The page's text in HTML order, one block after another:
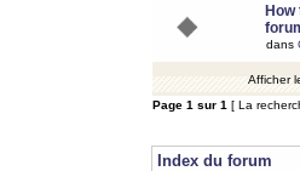
dans
Afficher
Page 1 sur 1 [ La
Index du forum